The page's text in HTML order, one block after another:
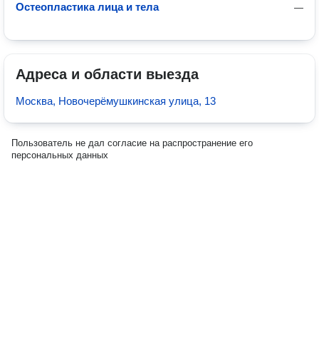
—
Остеопластика лица и тела
Адреса и области выезда
Москва, Новочерёмушкинская улица, 13
Пользователь не дал согласие на распространение его
персональных данных